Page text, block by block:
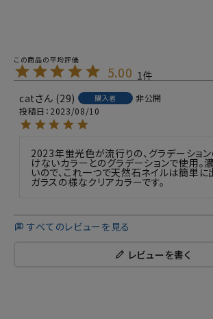
5.00 1
cat
29 購入者
非公開
投稿日
2023/08/10
2023年蛍光色が流行りの、グラデーショ
けないカラーとのグラデーションで使用。
いので、これ一つで天然石ネイルは簡単
ガラスの様なクリアカラーです。
すべてのレビューを見る
レビューを書く